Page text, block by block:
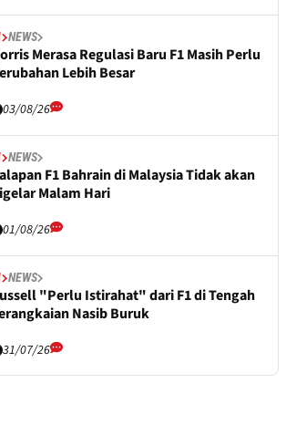
NEWS
Merasa Regulasi Baru F1 Masih Perlu
Lebih Besar
03/08/26
NEWS
F1 Bahrain di Malaysia Tidak akan
Malam Hari
01/08/26
NEWS
"Perlu Istirahat" dari F1 di Tengah
Nasib Buruk
31/07/26